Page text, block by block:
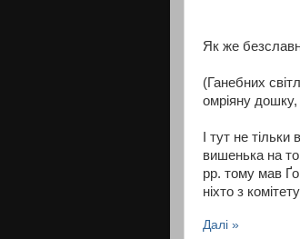
Як же
(Ганебних
омріяну дошку,
І тут не
вишенька на
рр. тому мав
ніхто з
Далі »